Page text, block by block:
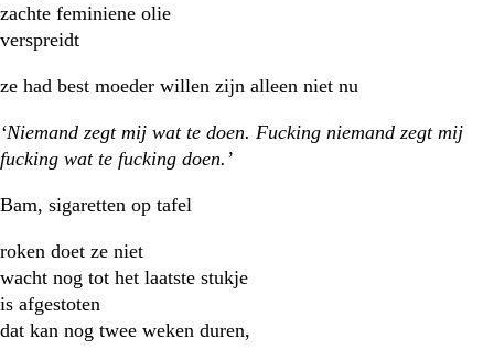
zachte feminiene olie
verspreidt
ze had best moeder willen zijn alleen niet nu
‘Niemand zegt mij wat te doen. Fucking niemand zegt mij
fucking wat te fucking doen.’
Bam, sigaretten op tafel
roken doet ze niet
wacht nog tot het laatste stukje
is afgestoten
dat kan nog twee weken duren,